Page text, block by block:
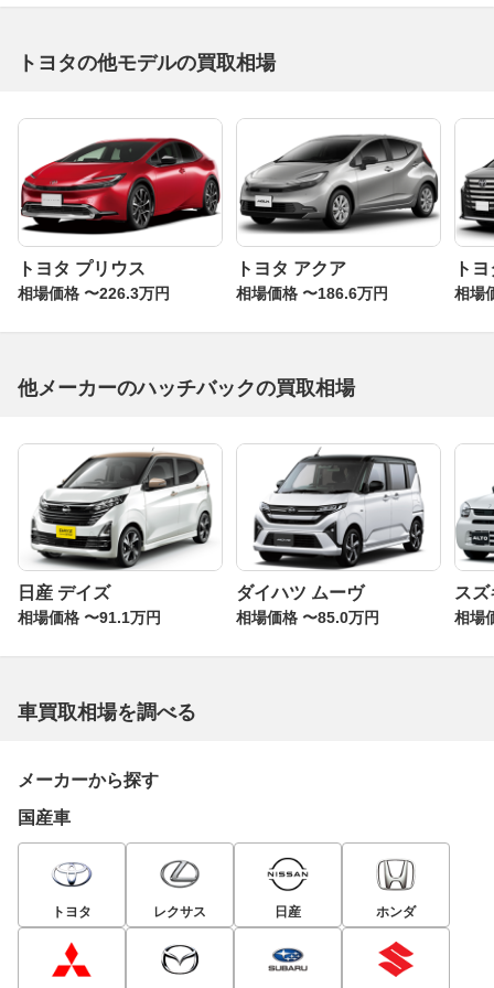
トヨタの他モデルの買取相場
トヨタ プリウス
相場価格 〜226.3万円
トヨタ アクア
相場価格 〜186.6万円
ト
相場
他メーカーのハッチバックの買取相場
日産 デイズ
相場価格 〜91.1万円
ダイハツ ムーヴ
相場価格 〜85.0万円
ス
相場
車買取相場を調べる
メーカーから探す
国産車
トヨタ レクサス 日産 ホンダ